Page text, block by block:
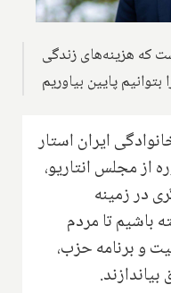
که هزینه‌های زندگی
بتوانیم پایین بیاوریم
ایران استار
از مجلس انتاریو،
در زمینه
باشیم تا مردم
و برنامه حزب،